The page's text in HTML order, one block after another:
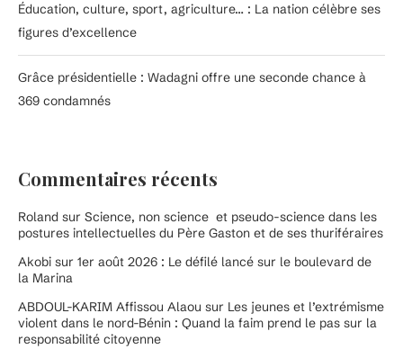
Éducation, culture, sport, agriculture… : La nation célèbre ses
figures d’excellence
Grâce présidentielle : Wadagni offre une seconde chance à
369 condamnés
Commentaires récents
Roland sur Science, non science et pseudo-science dans les
postures intellectuelles du Père Gaston et de ses thuriféraires
Akobi sur 1er août 2026 : Le défilé lancé sur le boulevard de
la Marina
ABDOUL-KARIM Affissou Alaou sur Les jeunes et l’extrémisme
violent dans le nord-Bénin : Quand la faim prend le pas sur la
responsabilité citoyenne